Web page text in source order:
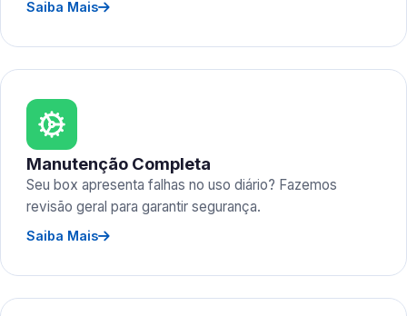
Saiba Mais
Manutenção Completa
Seu box apresenta falhas no uso diário? Fazemos
revisão geral para garantir segurança.
Saiba Mais